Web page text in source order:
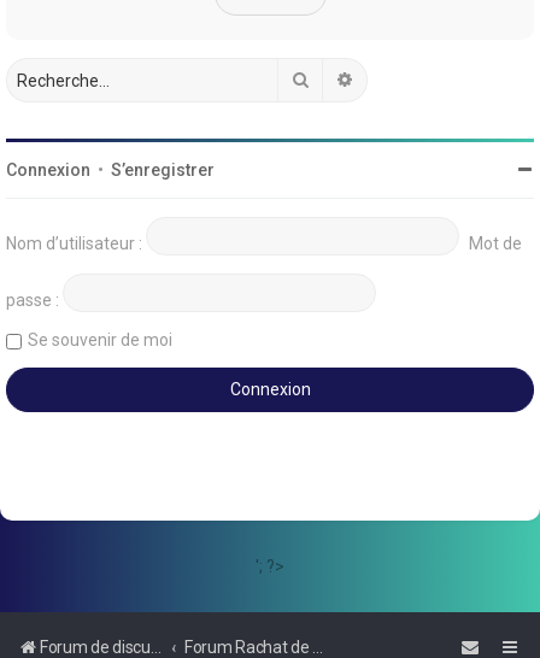
Rechercher
Connexion • S’enregistrer
Nom d’utilisateur : Mot de
passe :
Se souvenir de moi
'; ?>
Forum de discussions sur le Regroupement de Crédits et le Rachat de Crédits